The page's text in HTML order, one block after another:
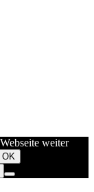
weiter
OK